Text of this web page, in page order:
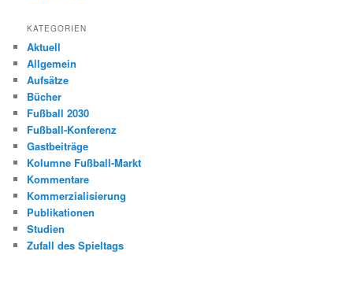
KATEGORIEN
Aktuell
Allgemein
Aufsätze
Bücher
Fußball 2030
Fußball-Konferenz
Gastbeiträge
Kolumne Fußball-Markt
Kommentare
Kommerzialisierung
Publikationen
Studien
Zufall des Spieltags